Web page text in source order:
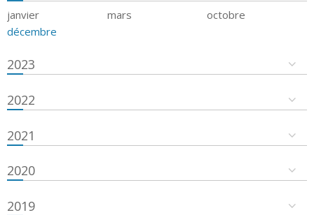
janvier mars
octobre
décembre
2023
2022
2021
2020
2019